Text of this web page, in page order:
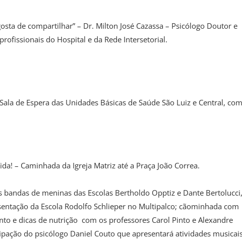
de compartilhar” – Dr. Milton José Cazassa – Psicólogo Doutor e
do Hospital e da Rede Intersetorial.
de Espera das Unidades Básicas de Saúde São Luiz e Central,
– Caminhada da Igreja Matriz até a Praça João Correa.
de meninas das Escolas Bertholdo Opptiz e Dante Bertolucci,
da Escola Rodolfo Schlieper no Multipalco; cãominhada com
e dicas de nutrição com os professores Carol Pinto e Alexandre
do psicólogo Daniel Couto que apresentará atividades